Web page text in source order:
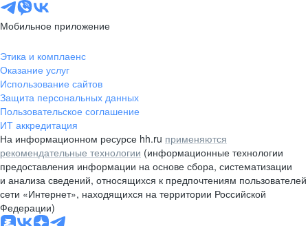
Мобильное приложение
Этика и комплаенс
Оказание услуг
Использование сайтов
Защита персональных данных
Пользовательское соглашение
ИТ аккредитация
На информационном ресурсе hh.ru применяются
рекомендательные технологии (информационные технологии
предоставления информации на основе сбора, систематизации
и анализа сведений, относящихся к предпочтениям пользователей
сети «Интернет», находящихся на территории Российской
Федерации)